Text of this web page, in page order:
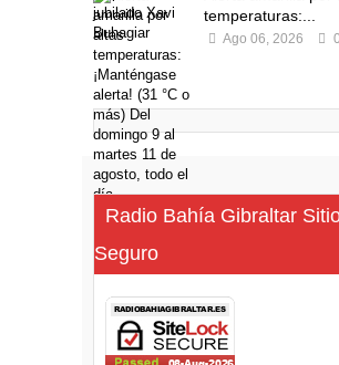
temperaturas:...
Ago 06, 2026 0
Radio Bahía Gibraltar
Seguro